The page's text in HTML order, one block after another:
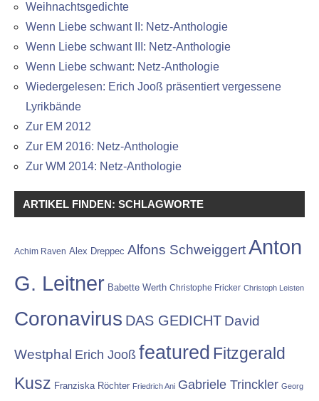
Weihnachtsgedichte
Wenn Liebe schwant II: Netz-Anthologie
Wenn Liebe schwant III: Netz-Anthologie
Wenn Liebe schwant: Netz-Anthologie
Wiedergelesen: Erich Jooß präsentiert vergessene
Lyrikbände
Zur EM 2012
Zur EM 2016: Netz-Anthologie
Zur WM 2014: Netz-Anthologie
ARTIKEL FINDEN: SCHLAGWORTE
Achim Raven Alex Dreppec Alfons SchweiggertAnton
G. Leitner Babette Werth Christophe Fricker Christoph Leisten
Coronavirus DAS GEDICHT David
Westphal Erich Jooß featured Fitzgerald
Kusz Franziska Röchter Friedrich Ani Gabriele Trinckler Georg